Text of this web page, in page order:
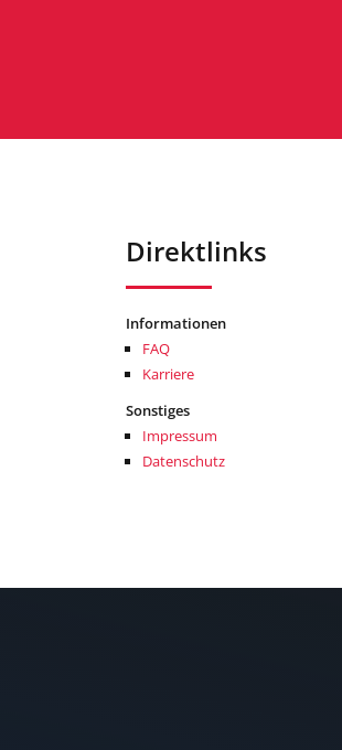
Direktlinks
Informationen
FAQ
Karriere
Sonstiges
Impressum
Datenschutz